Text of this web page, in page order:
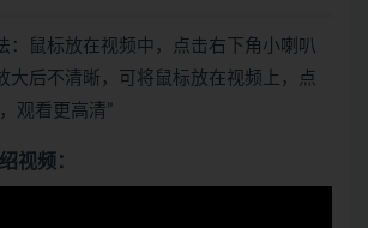
：鼠标放在视频中，点击右下角小喇叭
大后不清晰，可将鼠标放在视频上，点
观看更高清”
视频：